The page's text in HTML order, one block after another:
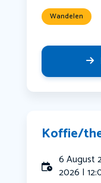
Wandelen
Koffie/
6 August
2026 |